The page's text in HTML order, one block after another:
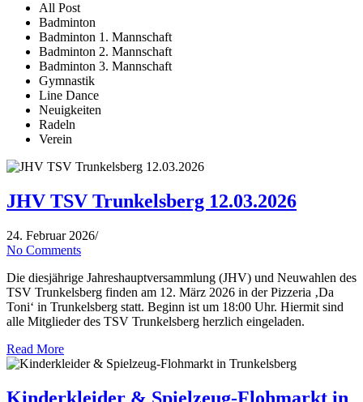
All Post
Badminton
Badminton 1. Mannschaft
Badminton 2. Mannschaft
Badminton 3. Mannschaft
Gymnastik
Line Dance
Neuigkeiten
Radeln
Verein
JHV TSV Trunkelsberg 12.03.2026
24. Februar 2026/
No Comments
Die diesjährige Jahreshauptversammlung (JHV) und Neuwahlen des
TSV Trunkelsberg finden am 12. März 2026 in der Pizzeria ‚Da
Toni‘ in Trunkelsberg statt. Beginn ist um 18:00 Uhr. Hiermit sind
alle Mitglieder des TSV Trunkelsberg herzlich eingeladen.
Read More